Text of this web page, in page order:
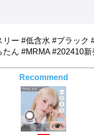
ー #低含水 #ブラック
ん #MRMA #202410新
Recommend